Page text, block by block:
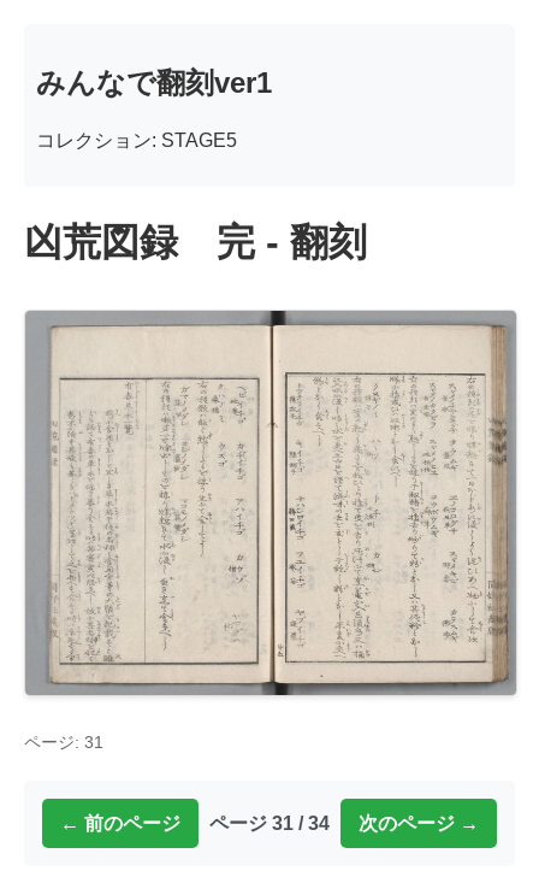
みんなで翻刻ver1
コレクション: STAGE5
凶荒図録 完 - 翻刻
ページ: 31
← 前のページ ページ 31 / 34 次のページ →